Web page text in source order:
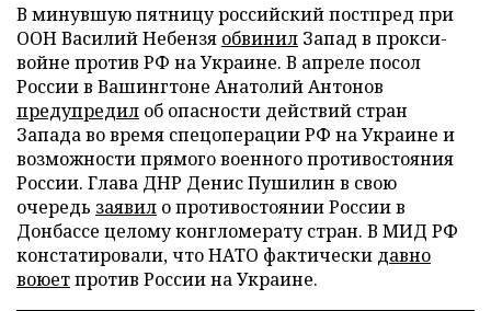
В минувшую пятницу российский постпред при
ООН Василий Небензя обвинил Запад в прокси-
войне против РФ на Украине. В апреле посол
России в Вашингтоне Анатолий Антонов
предупредил об опасности действий стран
Запада во время спецоперации РФ на Украине и
возможности прямого военного противостояния
России. Глава ДНР Денис Пушилин в свою
очередь заявил о противостоянии России в
Донбассе целому конгломерату стран. В МИД РФ
констатировали, что НАТО фактически давно
воюетпротив России на Украине.